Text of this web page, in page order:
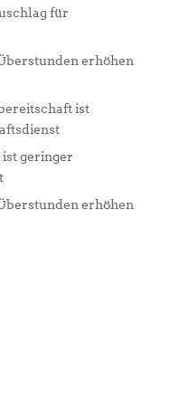
für
erhöhen
ist
geringer
erhöhen